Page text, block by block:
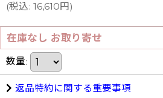
(税込: 16,610円 )
在庫なし お取り寄せ
数量:
返品特約に関する重要事項